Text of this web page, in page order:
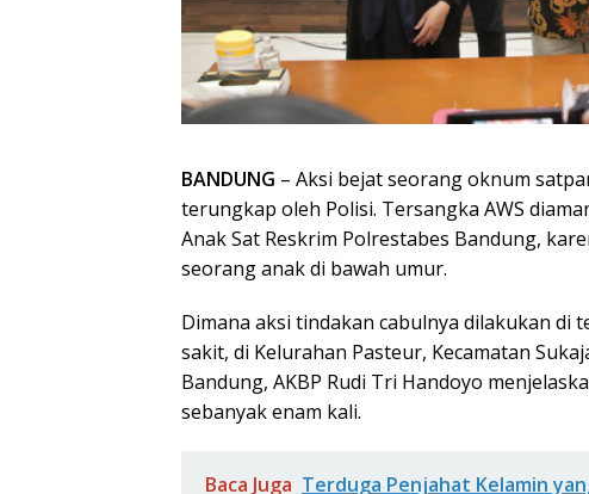
BANDUNG – Aksi bejat seorang oknum
terungkap oleh Polisi. Tersangka AWS
Anak Sat Reskrim Polrestabes Bandung,
seorang anak di bawah umur.
Dimana aksi tindakan cabulnya dilakukan di
sakit, di Kelurahan Pasteur, Kecamatan
Bandung, AKBP Rudi Tri Handoyo
sebanyak enam kali.
Baca Juga Terduga Penjahat Kelamin